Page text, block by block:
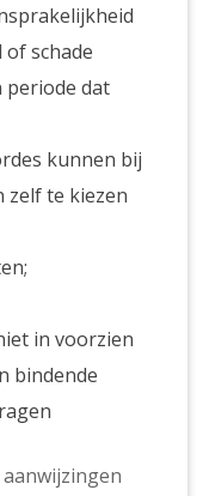
schade
periode dat
kunnen bij
zelf te kiezen
in voorzien
bindende